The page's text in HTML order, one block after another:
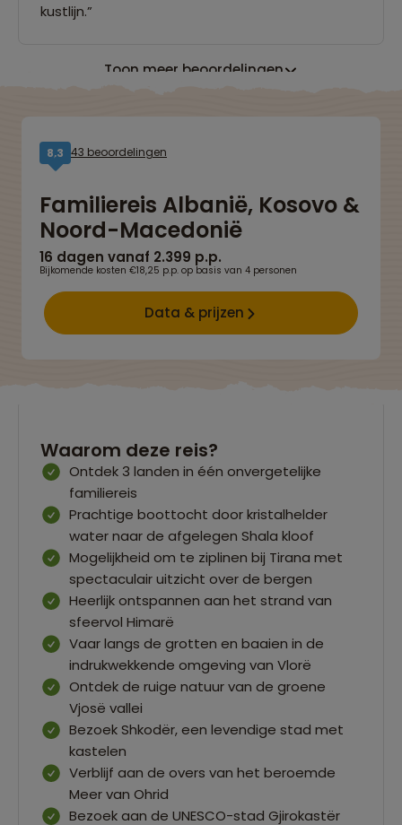
kustlijn.”
Toon meer beoordelingen
8,3 43 beoordelingen
Familiereis Albanië, Kosovo &
Noord-Macedonië
16 dagen vanaf 2.399 p.p.
Bijkomende kosten €18,25 p.p. op basis van 4 personen
Data & prijzen
Waarom deze reis?
Ontdek 3 landen in één onvergetelijke
familiereis
Prachtige boottocht door kristalhelder
water naar de afgelegen Shala kloof
Mogelijkheid om te ziplinen bij Tirana met
spectaculair uitzicht over de bergen
Heerlijk ontspannen aan het strand van
sfeervol Himarë
Vaar langs de grotten en baaien in de
indrukwekkende omgeving van Vlorë
Ontdek de ruige natuur van de groene
Vjosë vallei
Bezoek Shkodër, een levendige stad met
kastelen
Verblijf aan de overs van het beroemde
Meer van Ohrid
Bezoek aan de UNESCO-stad Gjirokastër